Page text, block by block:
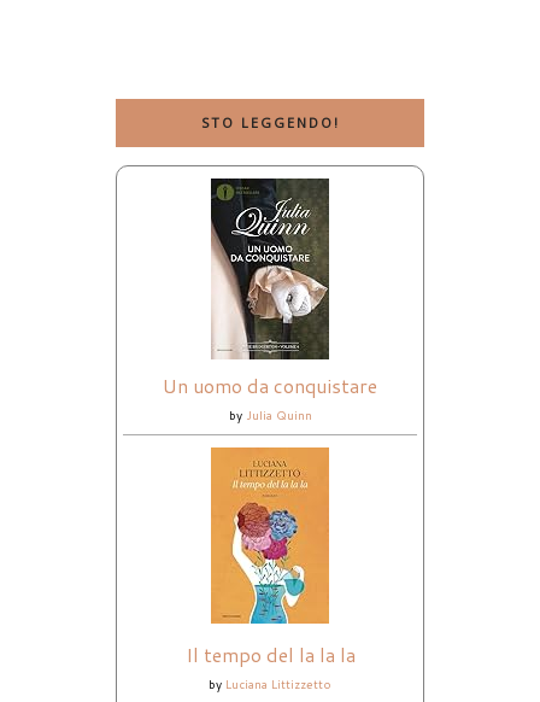
STO LEGGENDO!
Un uomo da conquistare
by Julia Quinn
Il tempo del la la la
by Luciana Littizzetto